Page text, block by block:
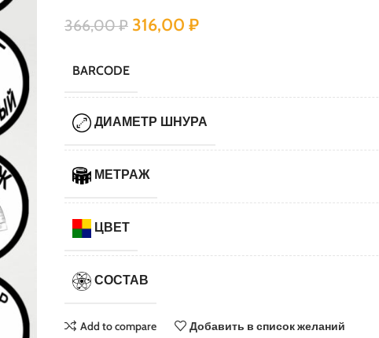
366,00₽ 316,00 ₽
BARCODE
ДИАМЕТР ШНУРА
МЕТРАЖ
ЦВЕТ
СОСТАВ
Add to compare Добавить в список желаний